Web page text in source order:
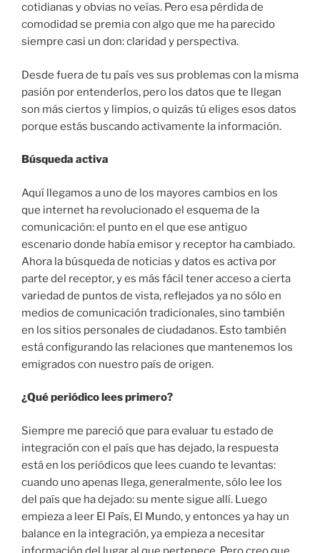
cotidianas y obvias no veías. Pero esa pérdida de
comodidad se premia con algo que me ha parecido
siempre casi un don: claridad y perspectiva.
Desde fuera de tu país ves sus problemas con la misma
pasión por entenderlos, pero los datos que te llegan
son más ciertos y limpios, o quizás tú eliges esos datos
porque estás buscando activamente la información.
Búsqueda activa
Aquí llegamos a uno de los mayores cambios en los
que internet ha revolucionado el esquema de la
comunicación: el punto en el que ese antiguo
escenario donde había emisor y receptor ha cambiado.
Ahora la búsqueda de noticias y datos es activa por
parte del receptor, y es más fácil tener acceso a cierta
variedad de puntos de vista, reflejados ya no sólo en
medios de comunicación tradicionales, sino también
en los sitios personales de ciudadanos. Esto también
está configurando las relaciones que mantenemos los
emigrados con nuestro país de origen.
¿Qué periódico lees primero?
Siempre me pareció que para evaluar tu estado de
integración con el país que has dejado, la respuesta
está en los periódicos que lees cuando te levantas:
cuando uno apenas llega, generalmente, sólo lee los
del país que ha dejado: su mente sigue allí. Luego
empieza a leer El País, El Mundo, y entonces ya hay un
balance en la integración, ya empieza a necesitar